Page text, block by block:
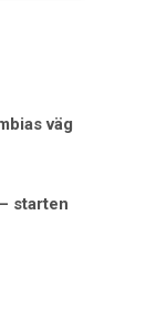
väg
starten